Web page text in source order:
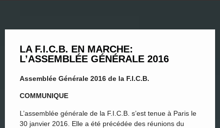
LA F.I.C.B. EN MARCHE:
L’ASSEMBLÉE GÉNÉRALE 2016
Assemblée Générale 2016 de la F.I.C.B.
COMMUNIQUE
L’assemblée générale de la F.I.C.B. s’est tenue à Paris le
30 janvier 2016. Elle a été précédée des réunions du